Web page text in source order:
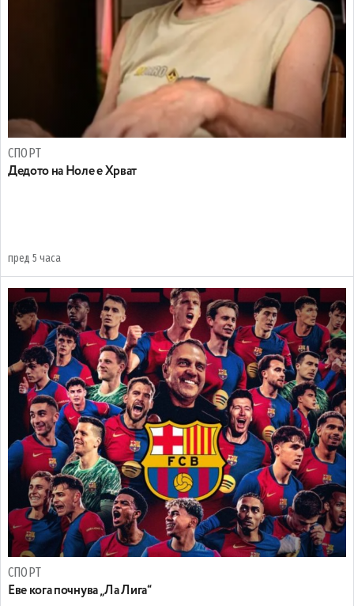
СПОРТ
Дедото на Ноле е Хрват
пред 5 часа
СПОРТ
Еве кога почнува „Ла Лига“